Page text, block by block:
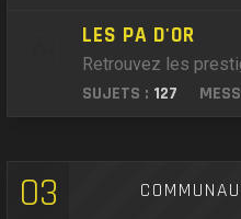
LES PA D'OR
Retrouvez les
SUJETS : 127
03